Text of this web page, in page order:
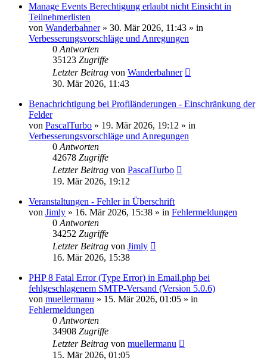
Manage Events Berechtigung erlaubt nicht Einsicht in
Teilnehmerlisten
von Wanderbahner» 30. Mär 2026, 11:43 » in
Verbesserungsvorschläge und Anregungen
0 Antworten
35123 Zugriffe
Letzter Beitrag von Wanderbahner
30. Mär 2026, 11:43
Benachrichtigung bei Profiländerungen - Einschränkung der
Felder
von PascalTurbo » 19. Mär 2026, 19:12 » in
Verbesserungsvorschläge und Anregungen
0 Antworten
42678 Zugriffe
Letzter Beitrag von PascalTurbo
19. Mär 2026, 19:12
Veranstaltungen - Fehler in Überschrift
von Jimly » 16. Mär 2026, 15:38 » in Fehlermeldungen
0 Antworten
34252 Zugriffe
Letzter Beitrag von Jimly
16. Mär 2026, 15:38
PHP 8 Fatal Error (Type Error) in Email.php bei
fehlgeschlagenem SMTP-Versand (Version 5.0.6)
von muellermanu » 15. Mär 2026, 01:05 » in
Fehlermeldungen
0 Antworten
34908 Zugriffe
Letzter Beitrag von muellermanu
15. Mär 2026, 01:05